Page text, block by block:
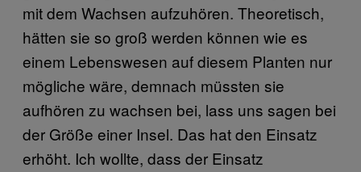
mit dem Wachsen aufzuhören. Theoretisch,
hätten sie so groß werden können wie es
einem Lebenswesen auf diesem Planten nur
mögliche wäre, demnach müssten sie
aufhören zu wachsen bei, lass uns sagen bei
der Größe einer Insel. Das hat den Einsatz
erhöht. Ich wollte, dass der Einsatz